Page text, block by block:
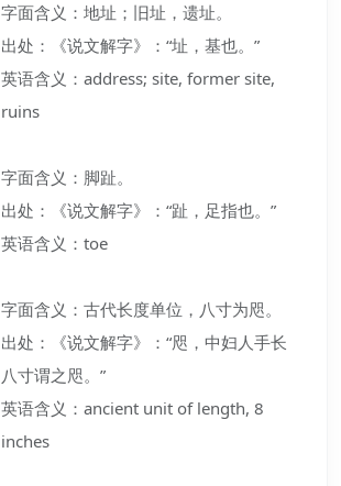
字面含义：地址；旧址，遗址。
出处：《说文解字》：“址，基也。”
英语含义：address; site, former site,
ruins
字面含义：脚趾。
出处：《说文解字》：“趾，足指也。”
英语含义：toe
字面含义：古代长度单位，八寸为咫。
出处：《说文解字》：“咫，中妇人手长
八寸谓之咫。”
英语含义：ancient unit of length, 8
inches